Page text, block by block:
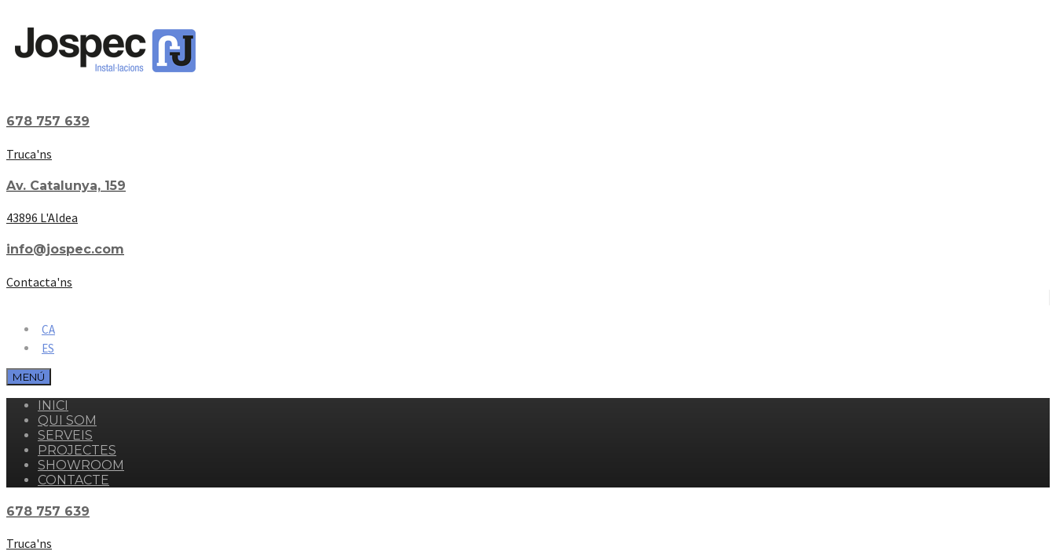
678 757 639
Truca'ns
Av. Catalunya, 159
43896 L'Aldea
info@jospec.com
Contacta'ns
CA
ES
MENÚ
INICI
QUI SOM
SERVEIS
PROJECTES
SHOWROOM
CONTACTE
678 757 639
Truca'ns